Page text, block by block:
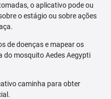
o aplicativo pode ou
o estágio ou sobre ações
de doenças e mapear os
do mosquito Aedes Aegypti
caminha para obter